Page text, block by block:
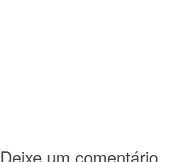
Deixe um comentário